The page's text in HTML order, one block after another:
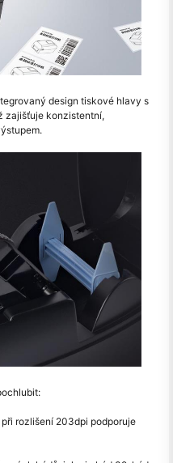
design tiskové hlavy s
zajišťuje konzistentní,
rozlišení 203dpi podporuje